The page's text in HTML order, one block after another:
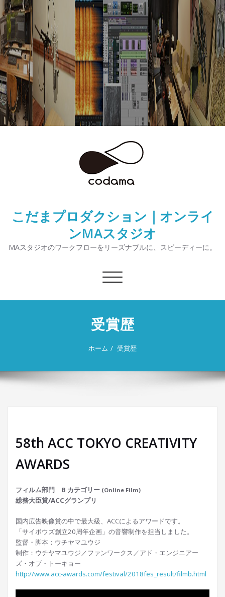
こだまプロダクション｜オンライ
ンMAスタジオ
MAスタジオのワークフローをリーズナブルに、スピーディーに。
ナ
ゲ
シ
ョ
を
受賞歴
ホーム 受賞歴
58th ACC TOKYO CREATIVITY
AWARDS
フィルム部門 B カテゴリー (Online Film)
総務大臣賞/ACCグランプリ
国内広告映像賞の中で最大級、ACCによるアワードです。
「サイボウズ創立20周年企画」の音響制作を担当しました。
監督・脚本：ウチヤマユウジ
制作：ウチヤマユウジ／ファンワークス／アド・エンジニアー
ズ・オブ・トーキョー
http://www.acc-awards.com/festival/2018fes_result/filmb.html